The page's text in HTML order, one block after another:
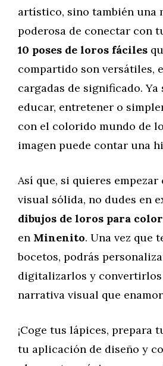
artístico, sino también una
poderosa de conectar con
10 poses de loros fáciles
compartido son versátiles,
cargadas de significado. Ya
educar, entretener o
con el colorido mundo de
imagen puede contar una
Así que, si quieres empezar
visual sólida, no dudes en
dibujos de loros para
en Minenito. Una vez que
bocetos, podrás
digitalizarlos y convertirlos
narrativa visual que
¡Coge tus lápices, prepara
tu aplicación de diseño y